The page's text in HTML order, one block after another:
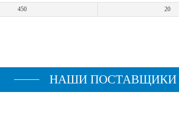
450
20
НАШИ ПОСТАВЩИКИ